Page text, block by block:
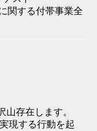
関する付帯事業全
山存在します。
現する行動を起